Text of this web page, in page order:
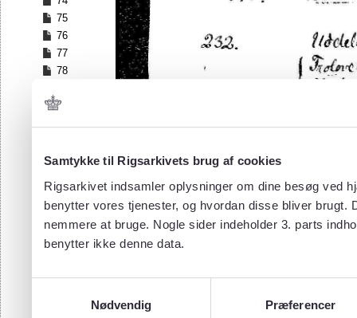
Samtykke til Rigsarkivets brug af cookies
Rigsarkivet indsamler oplysninger om dine besøg ved
benytter vores tjenester, og hvordan disse bliver
nemmere at bruge. Nogle sider indeholder 3. parts
benytter ikke denne data.
Nødvendig
Præferencer
75
76
77
78
80
83
85
86
87
88
90